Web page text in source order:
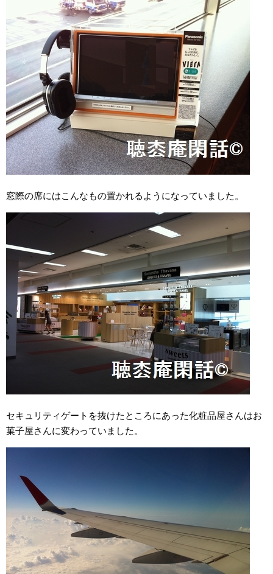
窓際の席にはこんなもの置かれるようになっていました。
セキュリティゲートを抜けたところにあった化粧品屋さんはお
菓子屋さんに変わっていました。